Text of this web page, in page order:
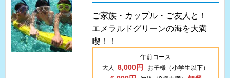
ご家族・カップル・ご友人と！
エメラルドグリーンの海を大満
喫！！
午前コース
大人 8,000円 お子様（小学生以下）